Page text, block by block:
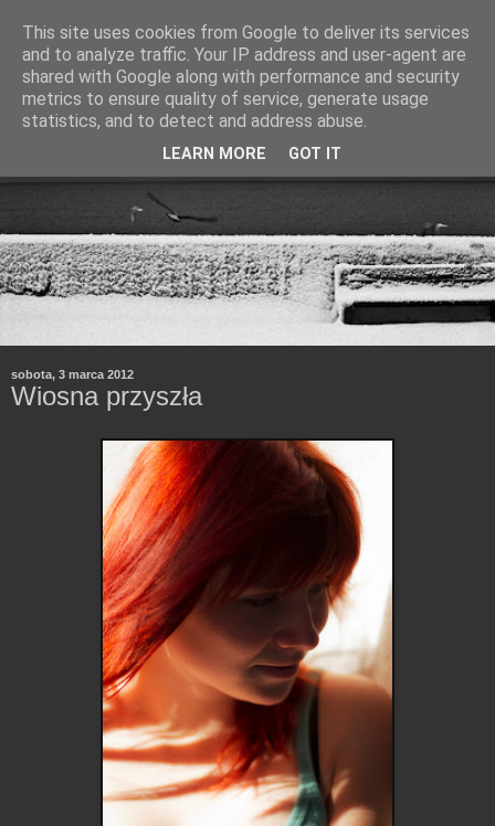
sobota, 3 marca 2012
Wiosna przyszła
This site uses cookies from Google to deliver its services
and to analyze traffic. Your IP address and user-agent are
shared with Google along with performance and security
metrics to ensure quality of service, generate usage
statistics, and to detect and address abuse.
LEARN MORE GOT IT